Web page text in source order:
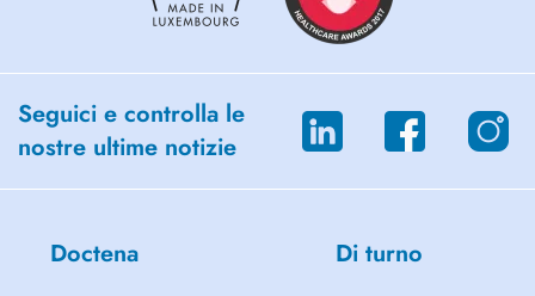
Seguici e controlla le
nostre ultime notizie
Doctena Di turno